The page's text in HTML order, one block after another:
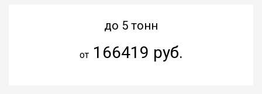
до 5 тонн
от166419 руб.